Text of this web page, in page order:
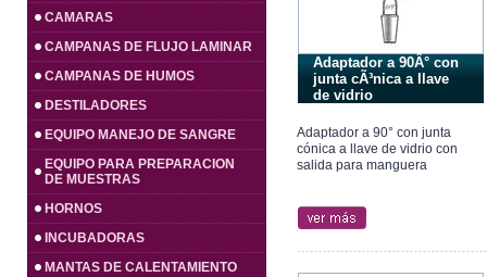
CAMARAS
CAMPANAS DE FLUJO LAMINAR
CAMPANAS DE HUMOS
DESTILADORES
EQUIPO MANEJO DE SANGRE
EQUIPO PARA PREPARACION
DE MUESTRAS
HORNOS
INCUBADORAS
MANTAS DE CALENTAMIENTO
Adaptador a 90Â° con
junta cÃ³nica a llave
de vidrio
Adaptador a 90° con junta
cónica a llave de vidrio con
salida para manguera